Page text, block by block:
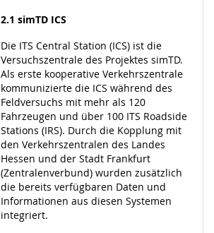
2.1 simTD ICS
Die ITS Central Station (ICS) ist die
Versuchszentrale des Projektes simTD.
Als erste kooperative Verkehrszentrale
kommunizierte die ICS während des
Feldversuchs mit mehr als 120
Fahrzeugen und über 100 ITS Roadside
Stations (IRS). Durch die Kopplung mit
den Verkehrszentralen des Landes
Hessen und der Stadt Frankfurt
(Zentralenverbund) wurden zusätzlich
die bereits verfügbaren Daten und
Informationen aus diesen Systemen
integriert.